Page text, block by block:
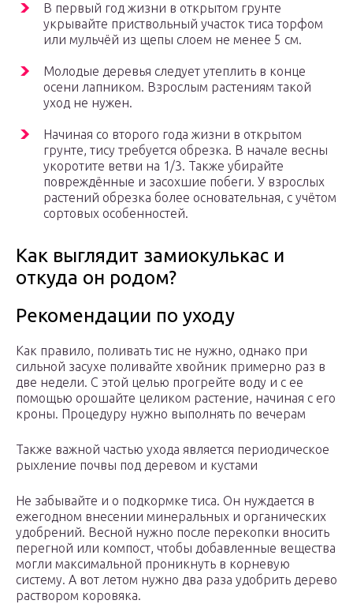
В первый год жизни в открытом грунте
укрывайте приствольный участок тиса торфом
или мульчёй из щепы слоем не менее 5 см.
Молодые деревья следует утеплить в конце
осени лапником. Взрослым растениям такой
уход не нужен.
Начиная со второго года жизни в открытом
грунте, тису требуется обрезка. В начале весны
укоротите ветви на 1/3. Также убирайте
повреждённые и засохшие побеги. У взрослых
растений обрезка более основательная, с учётом
сортовых особенностей.
Как выглядит замиокулькас и
откуда он родом?
Рекомендации по уходу
Как правило, поливать тис не нужно, однако при
сильной засухе поливайте хвойник примерно раз в
две недели. С этой целью прогрейте воду и с ее
помощью орошайте целиком растение, начиная с его
кроны. Процедуру нужно выполнять по вечерам
Также важной частью ухода является периодическое
рыхление почвы под деревом и кустами
Не забывайте и о подкормке тиса. Он нуждается в
ежегодном внесении минеральных и органических
удобрений. Весной нужно после перекопки вносить
перегной или компост, чтобы добавленные вещества
могли максимальной проникнуть в корневую
систему. А вот летом нужно два раза удобрить дерево
раствором коровяка.